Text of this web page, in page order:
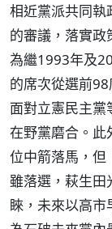
相近黨派共同執
的審議，落實
為繼1993年及
的席次從選前
面對立憲民主
在野黨磨合。此
位中箭落馬，但
雖落選，萩生田
睞，未來以高市